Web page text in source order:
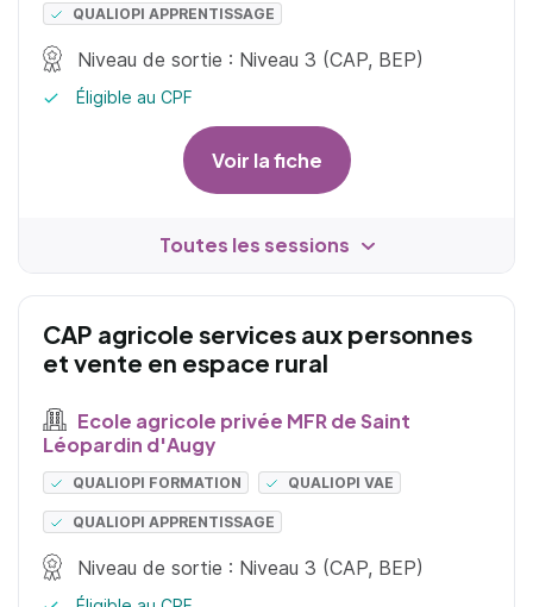
QUALIOPI APPRENTISSAGE
Niveau de sortie : Niveau 3 (CAP, BEP)
Éligible au CPF
Voir la fiche
Toutes les sessions
CAP agricole services aux personnes
et vente en espace rural
Ecole agricole privée MFR de Saint
Léopardin d'Augy
QUALIOPI FORMATION QUALIOPI VAE
QUALIOPI APPRENTISSAGE
Niveau de sortie : Niveau 3 (CAP, BEP)